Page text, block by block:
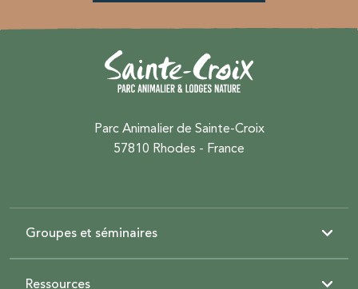
Parc Animalier de Sainte-Croix
57810 Rhodes - France
Groupes et séminaires
Ressources